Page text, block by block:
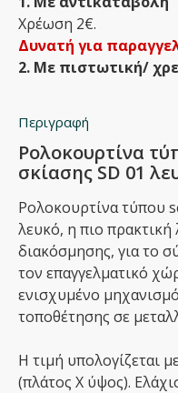
Χρέωση 2€.
Δυνατή για
2. Με πιστωτική/
Περιγραφή
Ρολοκουρτίνα
σκίασης SD 01
Ρολοκουρτίνα τύπου
λευκό, η πιο
διακόσμησης, για το
τον επαγγελματικό
ενισχυμένο
τοποθέτησης σε
Η τιμή υπολογίζεται
(πλάτος Χ ύψος).